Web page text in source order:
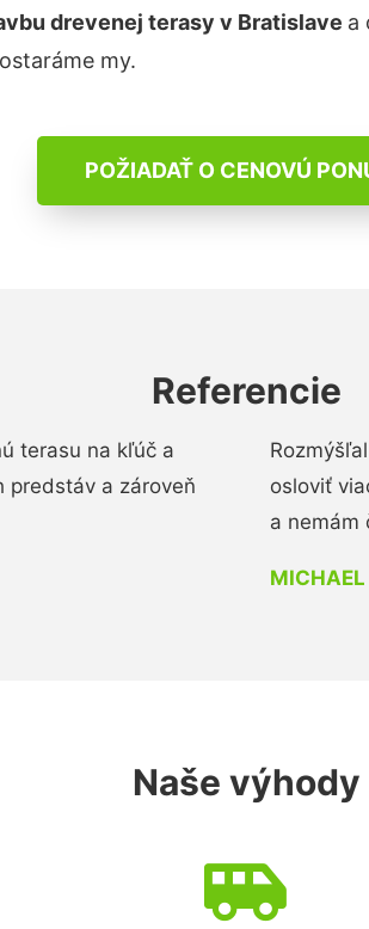
drevenej terasy v Bratislave a
my.
POŽIADAŤ O CENOVÚ
Referencie
terasu na kľúč a
predstáv a zároveň
osloviť
a nemám
MICHAEL
Naše výhody